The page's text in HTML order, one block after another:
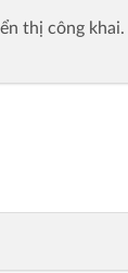
thị công khai.